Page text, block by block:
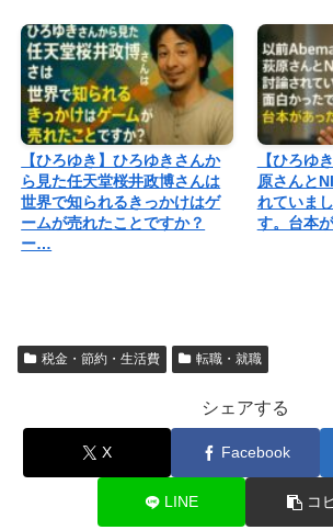
【ひろゆき】ひろゆきさんか
ら見た任天堂桜井政博さんは
世界で知られるきっかけはゲ
ームが売れたことですか？
ー…
【ひろゆ
原さんと
れていま
す。台本
税金・節約・生活費 転職・就職
シェアする
X Facebook
LINE コ